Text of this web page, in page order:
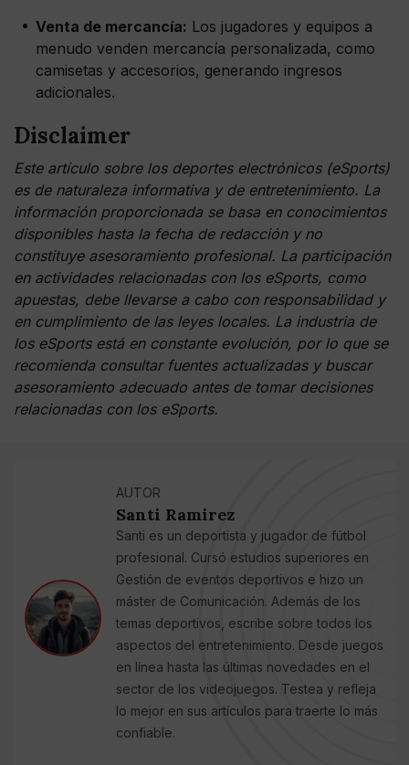
Venta de mercancía: Los jugadores y equipos a
menudo venden mercancía personalizada, como
camisetas y accesorios, generando ingresos
adicionales.
Disclaimer
Este artículo sobre los deportes electrónicos (eSports)
es de naturaleza informativa y de entretenimiento. La
información proporcionada se basa en conocimientos
disponibles hasta la fecha de redacción y no
constituye asesoramiento profesional. La participación
en actividades relacionadas con los eSports, como
apuestas, debe llevarse a cabo con responsabilidad y
en cumplimiento de las leyes locales. La industria de
los eSports está en constante evolución, por lo que se
recomienda consultar fuentes actualizadas y buscar
asesoramiento adecuado antes de tomar decisiones
relacionadas con los eSports.
AUTOR
Santi Ramirez
Santi es un deportista y jugador de fútbol
profesional. Cursó estudios superiores en
Gestión de eventos deportivos e hizo un
máster de Comunicación. Además de los
temas deportivos, escribe sobre todos los
aspectos del entretenimiento. Desde juegos
en línea hasta las últimas novedades en el
sector de los videojuegos. Testea y refleja
lo mejor en sus artículos para traerte lo más
confiable.